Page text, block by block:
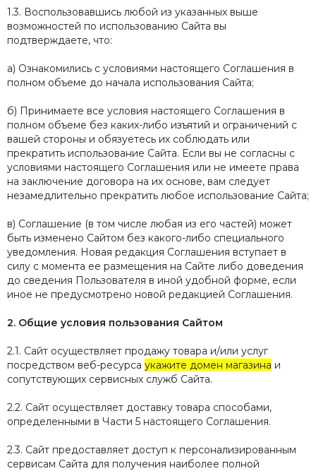
1.3. Воспользовавшись любой из указанных выше
возможностей по использованию Сайта вы
подтверждаете, что:
а) Ознакомились с условиями настоящего Соглашения в
полном объеме до начала использования Сайта;
б) Принимаете все условия настоящего Соглашения в
полном объеме без каких-либо изъятий и ограничений с
вашей стороны и обязуетесь их соблюдать или
прекратить использование Сайта. Если вы не согласны с
условиями настоящего Соглашения или не имеете права
на заключение договора на их основе, вам следует
незамедлительно прекратить любое использование Сайта;
в) Соглашение (в том числе любая из его частей) может
быть изменено Сайтом без какого-либо специального
уведомления. Новая редакция Соглашения вступает в
силу с момента ее размещения на Сайте либо доведения
до сведения Пользователя в иной удобной форме, если
иное не предусмотрено новой редакцией Соглашения.
2. Общие условия пользования Сайтом
2.1. Сайт осуществляет продажу товара и/или услуг
посредством веб-ресурса укажите домен магазина и
сопутствующих сервисных служб Сайта.
2.2. Сайт осуществляет доставку товара способами,
определенными в Части 5 настоящего Соглашения.
2.3. Сайт предоставляет доступ к персонализированным
сервисам Сайта для получения наиболее полной